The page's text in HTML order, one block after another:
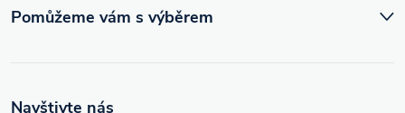
Navštivte nás
Pomůžeme vám s výběrem